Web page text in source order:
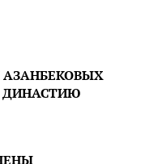
ДИНАСТИЮ